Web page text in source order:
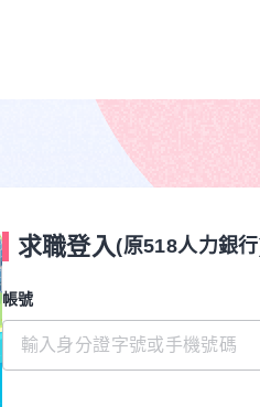
求職登入(原518人力銀
帳號